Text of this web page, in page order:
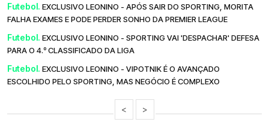
Futebol. EXCLUSIVO LEONINO - APÓS SAIR DO SPORTING, MORITA
FALHA EXAMES E PODE PERDER SONHO DA PREMIER LEAGUE
Futebol. EXCLUSIVO LEONINO - SPORTING VAI 'DESPACHAR' DEFESA
PARA O 4.º CLASSIFICADO DA LIGA
Futebol. EXCLUSIVO LEONINO - VIPOTNIK É O AVANÇADO
ESCOLHIDO PELO SPORTING, MAS NEGÓCIO É COMPLEXO
< >